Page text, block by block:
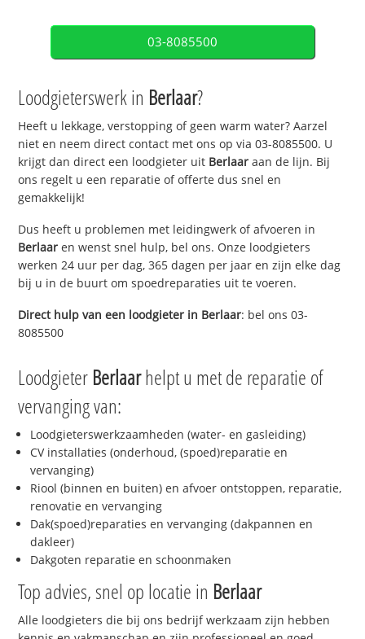
03-8085500
Loodgieterswerk in Berlaar?
Heeft u lekkage, verstopping of geen warm water? Aarzel
niet en neem direct contact met ons op via 03-8085500. U
krijgt dan direct een loodgieter uit Berlaar aan de lijn. Bij
ons regelt u een reparatie of offerte dus snel en
gemakkelijk!
Dus heeft u problemen met leidingwerk of afvoeren in
Berlaar en wenst snel hulp, bel ons. Onze loodgieters
werken 24 uur per dag, 365 dagen per jaar en zijn elke dag
bij u in de buurt om spoedreparaties uit te voeren.
Direct hulp van een loodgieter in Berlaar: bel ons 03-
8085500
Loodgieter Berlaarhelpt u met de reparatie of
vervanging van:
Loodgieterswerkzaamheden (water- en gasleiding)
CV installaties (onderhoud, (spoed)reparatie en
vervanging)
Riool (binnen en buiten) en afvoer ontstoppen, reparatie,
renovatie en vervanging
Dak(spoed)reparaties en vervanging (dakpannen en
dakleer)
Dakgoten reparatie en schoonmaken
Top advies, snel op locatie in Berlaar
Alle loodgieters die bij ons bedrijf werkzaam zijn hebben